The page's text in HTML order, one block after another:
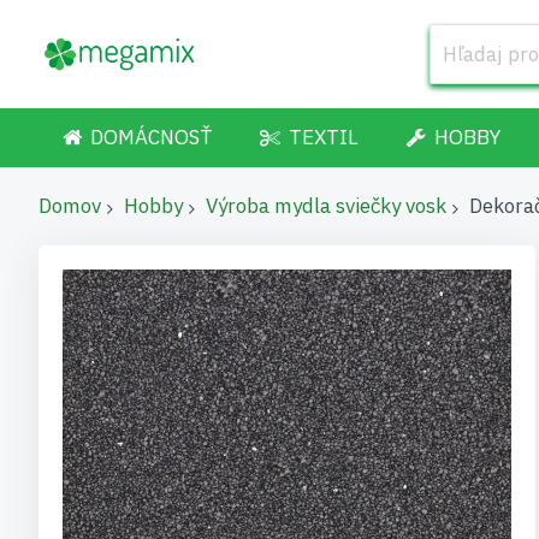
DOMÁCNOSŤ TEXTIL HOBBY
Domov Hobby Výroba mydla sviečky vosk
Preskočiť
na
koniec
galérie
obrázkov